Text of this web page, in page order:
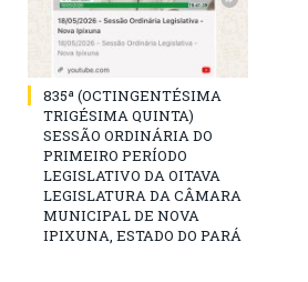
835ª (OCTINGENTÉSIMA
TRIGÉSIMA QUINTA)
SESSÃO ORDINÁRIA DO
PRIMEIRO PERÍODO
LEGISLATIVO DA OITAVA
LEGISLATURA DA CÂMARA
MUNICIPAL DE NOVA
IPIXUNA, ESTADO DO PARÁ